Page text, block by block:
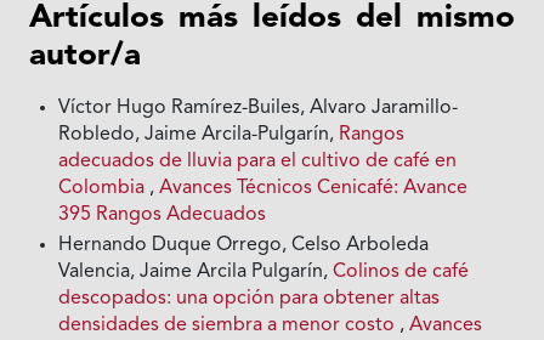
Artículos más leídos del mismo
autor/a
Víctor Hugo Ramírez-Builes, Alvaro Jaramillo-
Robledo, Jaime Arcila-Pulgarín, Rangos
adecuados de lluvia para el cultivo de café en
Colombia ,Avances Técnicos Cenicafé: Avance
395 Rangos Adecuados
Hernando Duque Orrego, Celso Arboleda
Valencia, Jaime Arcila Pulgarín,Colinos de café
descopados: una opción para obtener altas
densidades de siembra a menor costo ,Avances